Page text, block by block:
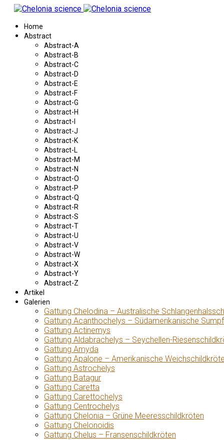
Home
Abstract
Abstract-A
Abstract-B
Abstract-C
Abstract-D
Abstract-E
Abstract-F
Abstract-G
Abstract-H
Abstract-I
Abstract-J
Abstract-K
Abstract-L
Abstract-M
Abstract-N
Abstract-O
Abstract-P
Abstract-Q
Abstract-R
Abstract-S
Abstract-T
Abstract-U
Abstract-V
Abstract-W
Abstract-X
Abstract-Y
Abstract-Z
Artikel
Galerien
Gattung Chelodina – Australische
Gattung Acanthochelys – Südamerikanische
Gattung Actinemys
Gattung Aldabrachelys – Seychellen-
Gattung Amyda
Gattung Apalone – Amerikanische
Gattung Astrochelys
Gattung Batagur
Gattung Caretta
Gattung Carettochelys
Gattung Centrochelys
Gattung Chelonia – Grüne Meeresschildkröten
Gattung Chelonoidis
Gattung Chelus – Fransenschildkröten